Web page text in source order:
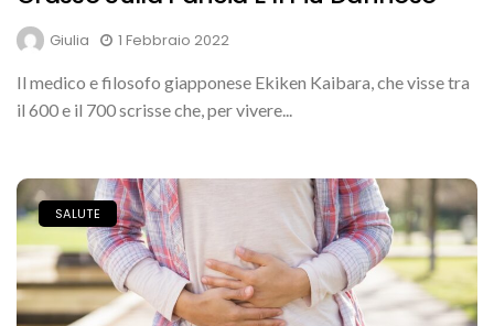
Giulia
1 Febbraio 2022
Il medico e filosofo giapponese Ekiken Kaibara, che visse tra
il 600 e il 700 scrisse che, per vivere...
SALUTE